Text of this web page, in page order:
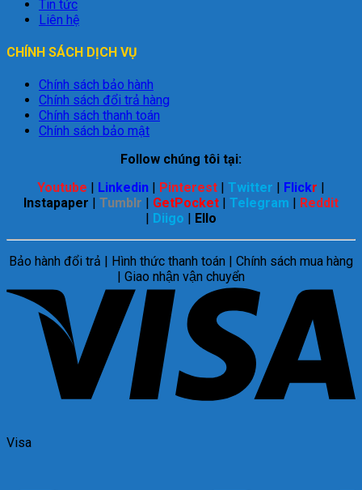
Tin tức
Liên hệ
CHÍNH SÁCH DỊCH VỤ
Chính sách bảo hành
Chính sách đổi trả hàng
Chính sách thanh toán
Chính sách bảo mật
Follow chúng tôi tại:
Youtube
Linkedin Pinterest Twitter Flickr
Instapaper
Tumblr GetPocket Telegram
Reddit
Diigo Ello
Bảo hành đổi trả | Hình thức thanh toán | Chính sách mua hàng
| Giao nhận vận chuyển
Visa